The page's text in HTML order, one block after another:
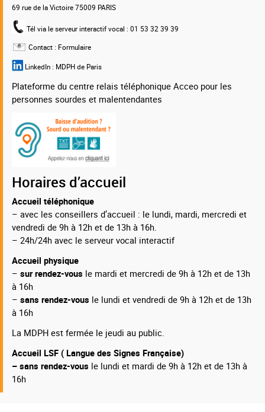
69 rue de la Victoire 75009 PARIS
Tél via le serveur interactif vocal : 01 53 32 39 39
Contact : Formulaire
LinkedIn : MDPH de Paris
Plateforme du centre relais téléphonique Acceo pour les
personnes sourdes et malentendantes
Horaires d’accueil
Accueil téléphonique
– avec les conseillers d’accueil : le lundi, mardi, mercredi et
vendredi de 9h à 12h et de 13h à 16h.
– 24h/24h avec le serveur vocal interactif
Accueil physique
– sur rendez-vous le mardi et mercredi de 9h à 12h et de 13h
à 16h
– sans rendez-vous le lundi et vendredi de 9h à 12h et de 13h
à 16h
La MDPH est fermée le jeudi au public.
Accueil LSF ( Langue des Signes Française)
– sans rendez-vous le lundi et mardi de 9h à 12h et de 13h à
16h